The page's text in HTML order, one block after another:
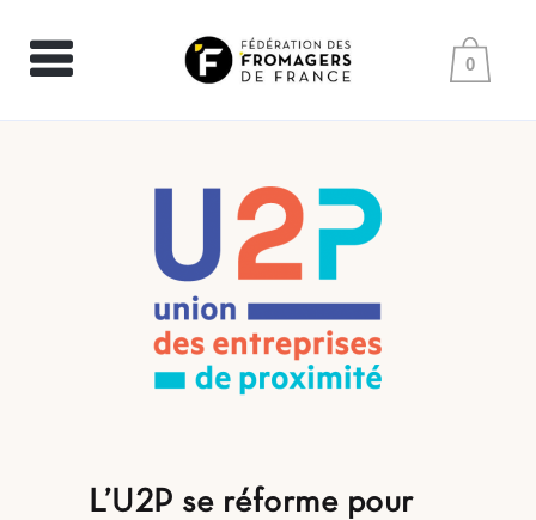
0
L’U2P se réforme pour